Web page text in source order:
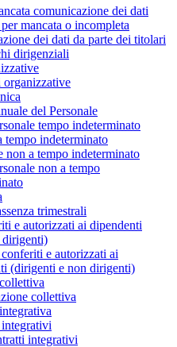
comunicazione dei dati
mancata o incompleta
dei dati da parte dei titolari
dirigenziali
organizzative
del Personale
tempo indeterminato
tempo indeterminato
non a tempo indeterminato
non a tempo
trimestrali
e autorizzati ai dipendenti
dirigenti)
e autorizzati ai
(dirigenti e non dirigenti)
collettiva
integrativi